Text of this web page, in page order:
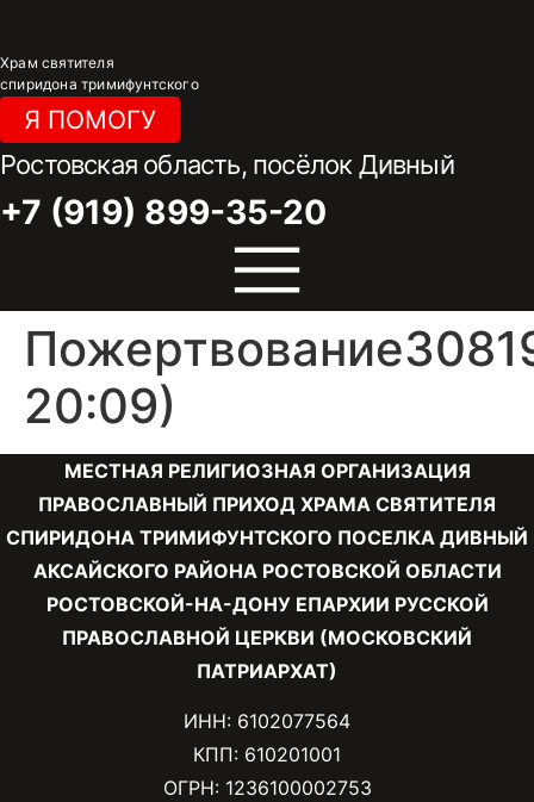
содержимому
Храм святителя
спиридона тримифунтского
Я ПОМОГУ
Ростовская область, посёлок Дивный
+7 (919) 899-35-20
20:09)
МЕСТНАЯ РЕЛИГИОЗНАЯ ОРГАНИЗАЦИЯ
ПРАВОСЛАВНЫЙ ПРИХОД ХРАМА СВЯТИТЕЛЯ
СПИРИДОНА ТРИМИФУНТСКОГО ПОСЕЛКА ДИВНЫЙ
АКСАЙСКОГО РАЙОНА РОСТОВСКОЙ ОБЛАСТИ
РОСТОВСКОЙ-НА-ДОНУ ЕПАРХИИ РУССКОЙ
ПРАВОСЛАВНОЙ ЦЕРКВИ (МОСКОВСКИЙ
ПАТРИАРХАТ)
ИНН: 6102077564
КПП: 610201001
ОГРН: 1236100002753